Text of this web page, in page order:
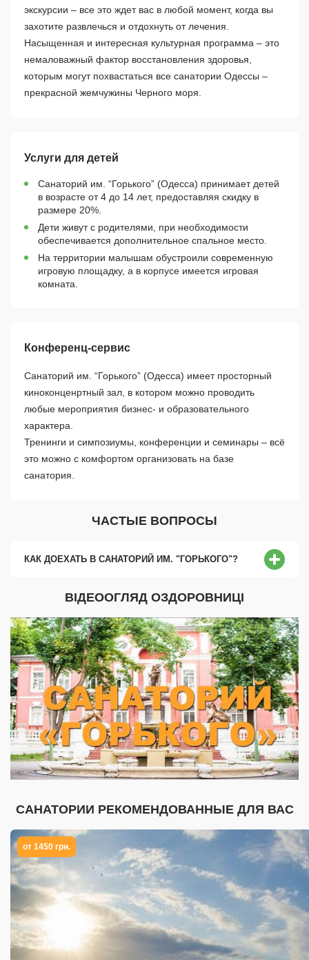
экскурсии – все это ждет вас в любой момент, когда вы
захотите развлечься и отдохнуть от лечения.
Насыщенная и интересная культурная программа – это
немаловажный фактор восстановления здоровья,
которым могут похвастаться все санатории Одессы –
прекрасной жемчужины Черного моря.
Услуги для детей
Санаторий им. “Горького” (Одесса) принимает детей
в возрасте от 4 до 14 лет, предоставляя скидку в
размере 20%.
Дети живут с родителями, при необходимости
обеспечивается дополнительное спальное место.
На территории малышам обустроили современную
игровую площадку, а в корпусе имеется игровая
комната.
Конференц-сервис
Санаторий им. “Горького” (Одесса) имеет просторный
киноконценртный зал, в котором можно проводить
любые мероприятия бизнес- и образовательного
характера.
Тренинги и симпозиумы, конференции и семинары – всё
это можно с комфортом организовать на базе
санатория.
ЧАСТЫЕ ВОПРОСЫ
КАК ДОЕХАТЬ В САНАТОРИЙ ИМ. "ГОРЬКОГО"?
ВІДЕООГЛЯД ОЗДОРОВНИЦІ
САНАТОРИИ РЕКОМЕНДОВАННЫЕ ДЛЯ ВАС
от 1450 грн.